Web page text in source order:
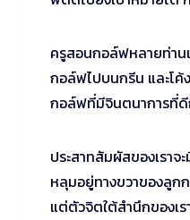
ครูสอนกอล์ฟหลายท่าน
กอล์ฟไปบนกรีน และโค้
กอล์ฟที่มีจินตนาการที่ดี
ประสาทสัมผัสของเราจ
หลุมอยู่ทางขวาของลูกก
แต่ตัวจิตใต้สำนึกของเ